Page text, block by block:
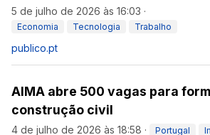
5 de julho de 2026 às 16:03 ·
Economia Tecnologia Trabalho
publico.pt
AIMA abre 500 vagas para
construção civil
4 de julho de 2026 às 18:58 · Portugal